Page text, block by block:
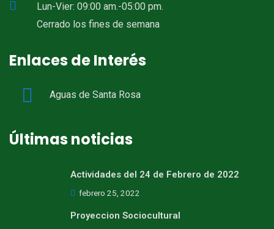
Lun-Vier: 09:00 am.-05:00 pm.
Cerrado los fines de semana
Enlaces de Interés
Aguas de Santa Rosa
Últimas noticias
Actividades del 24 de Febrero de 2022
febrero 25, 2022
Proyeccion Sociocultural